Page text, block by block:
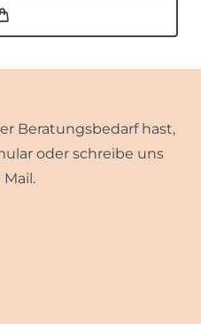
Beratungsbedarf hast,
oder schreibe uns